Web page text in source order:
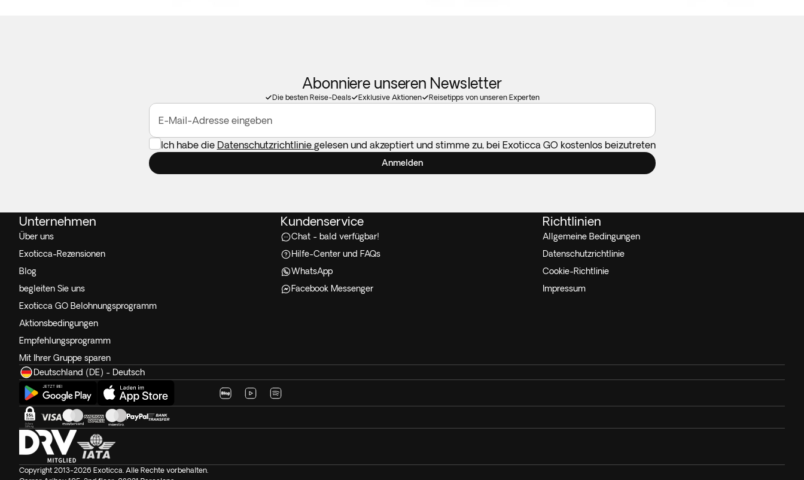
Abonniere unseren Newsletter
Die besten Reise-Deals Exklusive Aktionen Reisetipps von unseren Experten
E-Mail-Adresse eingeben
Ich habe die Datenschutzrichtlinie gelesen und akzeptiert und stimme zu, bei Exoticca GO kostenlos beizutreten
Anmelden
Unternehmen
Über uns
Exoticca-Rezensionen
Blog
begleiten Sie uns
Exoticca GO Belohnungsprogramm
Aktionsbedingungen
Empfehlungsprogramm
Mit Ihrer Gruppe sparen
Kundenservice
Chat - bald verfügbar!
Hilfe-Center und FAQs
WhatsApp
Facebook Messenger
Richtlinien
Allgemeine Bedingungen
Datenschutzrichtlinie
Cookie-Richtlinie
Impressum
Deutschland (DE) - Deutsch
Copyright 2013-2026 Exoticca. Alle Rechte vorbehalten.